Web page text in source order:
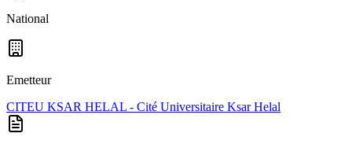
National
Emetteur
CITEU KSAR HELAL - Cité Universitaire Ksar Helal